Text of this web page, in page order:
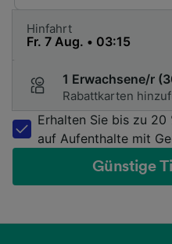
Hinfahrt
1 Erwachsene/r
Rabattkarten
Erhalten Sie bis zu 20
auf Aufenthalte mit
Günstige